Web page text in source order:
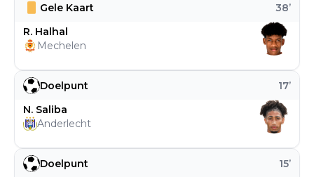
Doelpunt 15’
Doelpunt 17’
N. Saliba
Anderlecht
Gele Kaart 38’
R. Halhal
Mechelen